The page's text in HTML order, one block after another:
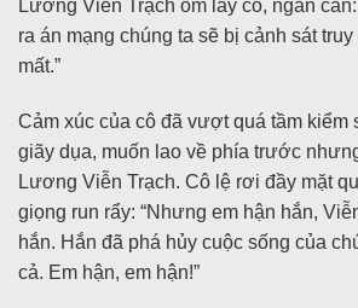
Lương Viễn Trạch ôm lấy cô, ngăn
ra án mạng chúng ta sẽ bị cảnh sát
mất.”
Cảm xúc của cô đã vượt quá tầm kiểm
giãy dụa, muốn lao về phía trước
Lương Viễn Trạch. Cô lệ rơi đầy mặt
giọng run rẩy: “Nhưng em hận hắn,
hắn. Hắn đã phá hủy cuộc sống của
cả. Em hận, em hận!”